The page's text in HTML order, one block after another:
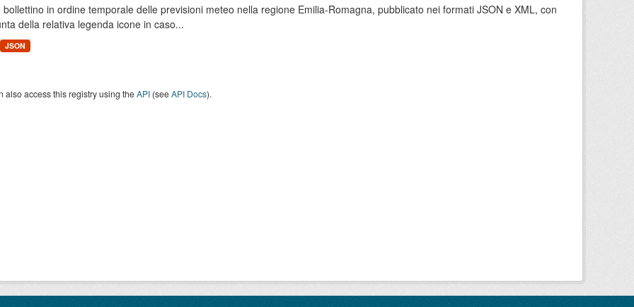
bollettino in ordine temporale delle previsioni meteo nella regione Emilia-Romagna, pubblicato nei formati JSON e XML, con
della relativa legenda icone in caso...
JSON
also access this registry using theAPI(seeAPI Docs).